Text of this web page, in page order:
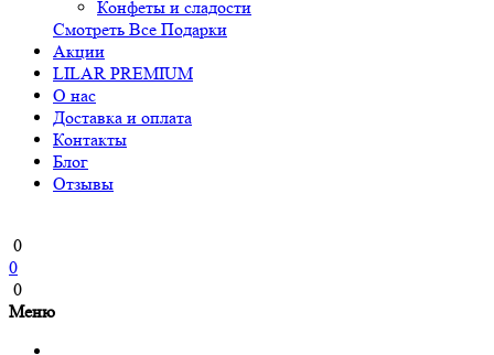
Конфеты и сладости
Смотреть Все Подарки
Акции
LILAR PREMIUM
О нас
Доставка и оплата
Контакты
Блог
Отзывы
0
0
0
Меню